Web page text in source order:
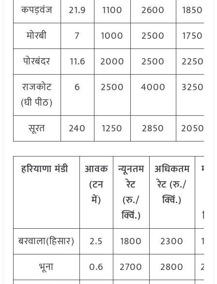
कपड़वंज 21.9 1100 2600
1850
मोरबी
7 1000 2500
1750
पोरबंदर
11.6 2000 2500
2250
राजकोट
(घी पीठ)
6 2500 4000 3250
सूरत 240 1250 2850 2050
हरियाणामंडी
आवक
(टन
में)
न्यूनतम
रेट
(रु./
क्विं.)
अधिकतम
रेट (रु./
क्विं.)
बरवाला(हिसार)
2.5 1800 2300
भूना
0.6 2700 2800